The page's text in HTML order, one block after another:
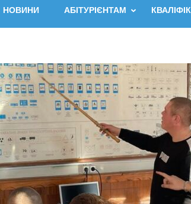
НОВИНИ АБІТУРІЄНТАМ